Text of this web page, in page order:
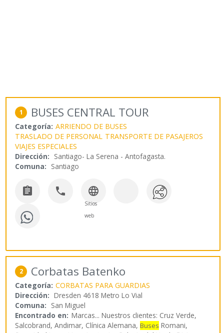
1 BUSES CENTRAL TOUR
Categoría: ARRIENDO DE BUSES
TRASLADO DE PERSONAL TRANSPORTE DE PASAJEROS
VIAJES ESPECIALES
Dirección: Santiago- La Serena - Antofagasta.
Comuna: Santiago
  
Sitios
web
2 Corbatas Batenko
Categoría: CORBATAS PARA GUARDIAS
Dirección: Dresden 4618 Metro Lo Vial
Comuna: San Miguel
Encontrado en: Marcas...Nuestros clientes: Cruz Verde,
Salcobrand, Andimar, Clínica Alemana,Buses Romani,